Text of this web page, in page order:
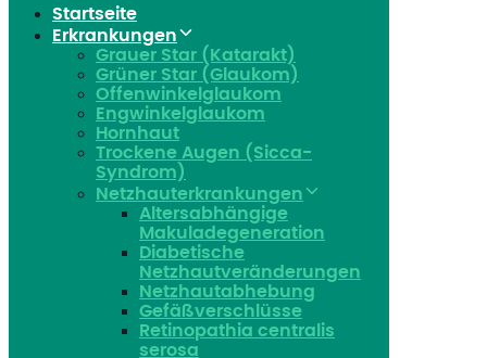
Startseite
Erkrankungen
Grauer Star (Katarakt)
Grüner Star (Glaukom)
Offenwinkelglaukom
Engwinkelglaukom
Hornhaut
Trockene Augen (Sicca-
Syndrom)
Netzhauterkrankungen
Altersabhängige
Makuladegeneration
Diabetische
Netzhautveränderungen
Netzhautabhebung
Gefäßverschlüsse
Retinopathia centralis
serosa